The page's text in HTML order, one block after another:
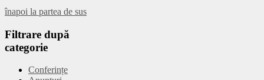
înapoi la partea de sus
Filtrare după
categorie
Conferințe